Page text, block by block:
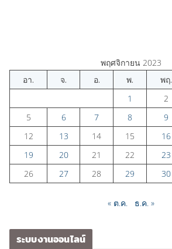
พฤศจิกายน 2023
อา.
จ. อ. พ. พฤ.
1
2
5
6 7 8 9
12
13 14 15 16
19
20 21 22 23
26
27 28 29 30
« ต.ค. ธ.ค. »
ระบบงานออนไลน์